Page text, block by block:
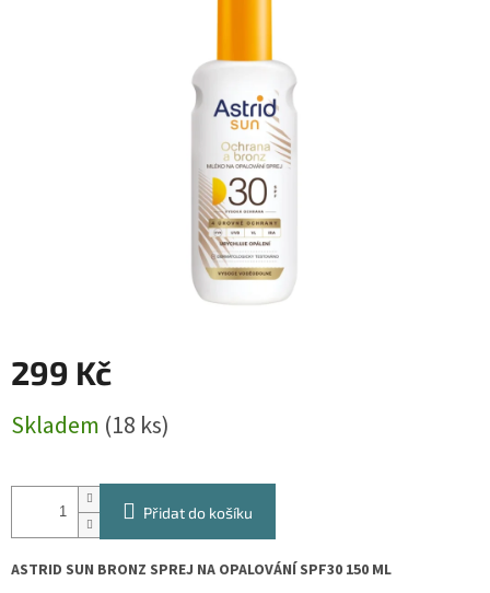
299 Kč
cena:
Skladem (18 ks)
Přidat do košíku
ASTRID SUN BRONZ SPREJ NA OPALOVÁNÍ SPF30 150 ML